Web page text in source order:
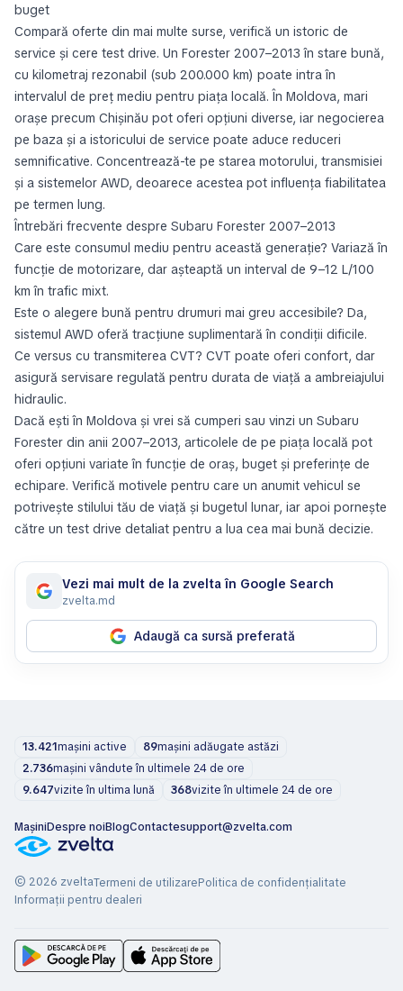
buget
Compară oferte din mai multe surse, verifică un istoric de
service și cere test drive. Un Forester 2007–2013 în stare bună,
cu kilometraj rezonabil (sub 200.000 km) poate intra în
intervalul de preț mediu pentru piața locală. În Moldova, mari
orașe precum Chișinău pot oferi opțiuni diverse, iar negocierea
pe baza și a istoricului de service poate aduce reduceri
semnificative. Concentrează-te pe starea motorului, transmisiei
și a sistemelor AWD, deoarece acestea pot influența fiabilitatea
pe termen lung.
Întrebări frecvente despre Subaru Forester 2007–2013
Care este consumul mediu pentru această generație? Variază în
funcție de motorizare, dar așteaptă un interval de 9–12 L/100
km în trafic mixt.
Este o alegere bună pentru drumuri mai greu accesibile? Da,
sistemul AWD oferă tracțiune suplimentară în condiții dificile.
Ce versus cu transmiterea CVT? CVT poate oferi confort, dar
asigură servisare regulată pentru durata de viață a ambreiajului
hidraulic.
Dacă ești în Moldova și vrei să cumperi sau vinzi un Subaru
Forester din anii 2007–2013, articolele de pe piața locală pot
oferi opțiuni variate în funcție de oraș, buget și preferințe de
echipare. Verifică motivele pentru care un anumit vehicul se
potrivește stilului tău de viață și bugetul lunar, iar apoi pornește
către un test drive detaliat pentru a lua cea mai bună decizie.
Vezi mai mult de la zvelta în Google Search
zvelta.md
Adaugă ca sursă preferată
13.421mașini active 89mașini adăugate astăzi
2.736mașini vândute în ultimele 24 de ore
9.647vizite în ultima lună 368vizite în ultimele 24 de ore
MașiniDespre noiBlogContactesupport@zvelta.com
© 2026 zveltaTermeni de utilizarePolitica de confidențialitate
Informații pentru dealeri